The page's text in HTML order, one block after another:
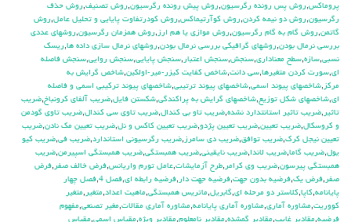
پروماكس,روش پس رونده رگرسيون,روش پيش رونده رگرسيون,روش تصنيف,روش حذف
رگرسيون,روش دو نيمه كردن,روش كوآرتيماكس,روش كودرتفاوت پايايي و تحليل عامل,روش
گاتمن,روش گام به گام رگرسيون,روش موازي يا هم ارز ,روش همزمان رگرسيون,روشهاي عددي
بررسي نرمال بودن,روشهاي گرافيكي بررسي نرمال بودن,روشهاي نرمال سازي داده ها,ريسك
نسبي,سازه,سطح معناداري,سنجش,سنجش اعتبار ,سنجش پايايي,سنجش روايي,سنجش فاصله
اي,سورت كردن متغيرها,سي دانت,شاخص كفايت كيزر-مير-اولكين,شاخص گرايش به
مركز ,شاخصهاي پيوند اسمي,شاخصهاي پيوند ترتيبي,شاخصهاي پيوند تركيبي اسمي و فاصله
اي,شاخصهاي شكل توزيع,شاخصهاي گرايش به پراكندگي,شكستن فايل,ضريب آلفاي کرونباخ,ضريب
تاثير ,ضريب تاثير استانتدارد نشده,ضريب تاو بي كندال,ضريب تاوي سي كندال,ضريب تاوي گودمن
و كروسكال,ضريب تعيين,ضريب تعيين پژدو,ضريب تعيين كاكس و نل,ضريب تعيين مك نادن,ضريب
تعيين نيجل كرك,ضريب توافق,ضريب دي سامرز ,ضريب رگرسيوني استاندارد,ضريب في,ضريب كيو
يول,ضريب گاما,ضريب لاندا,ضريب نايقيني,ضريب همبستگي,ضريب همبستگي اسپيرمن,ضريب
همبستگي پيرسون,ضريب وي كرامر ,طرح آزمايشات,عامل تورم واريانس,فرض خالف صفر ,فرض
صفر ,فرض يك,فرضيه بدون جهت,فرضيه جهت دار ,فرضيه رابطه اي,فصل 4 ,فصل چهار
پايانامه,كاپا,كلاستر دو مرحله اي,گابريل,ماتريس همبستگي,ماهيت اعداد,متغير ,متغير
كووريت,مشاوره آماري,مشاوره آماري پايانامه,مشاوره آماري مقالات,مغير تصنعي,مفهوم
فرضيه,مقادير غايب,مقادير گمشده,مقادير نامعلوم,مقادير ويژه,مقياس اسمي,مقياس